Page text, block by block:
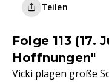
Teilen
Folge 113 (17.
Hoffnungen"
Vicki plagen große